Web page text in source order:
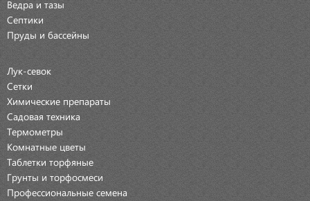
Ведра и тазы
Септики
Пруды и бассейны
Лук-севок
Сетки
Химические препараты
Садовая техника
Термометры
Комнатные цветы
Таблетки торфяные
Грунты и торфосмеси
Профессиональные семена